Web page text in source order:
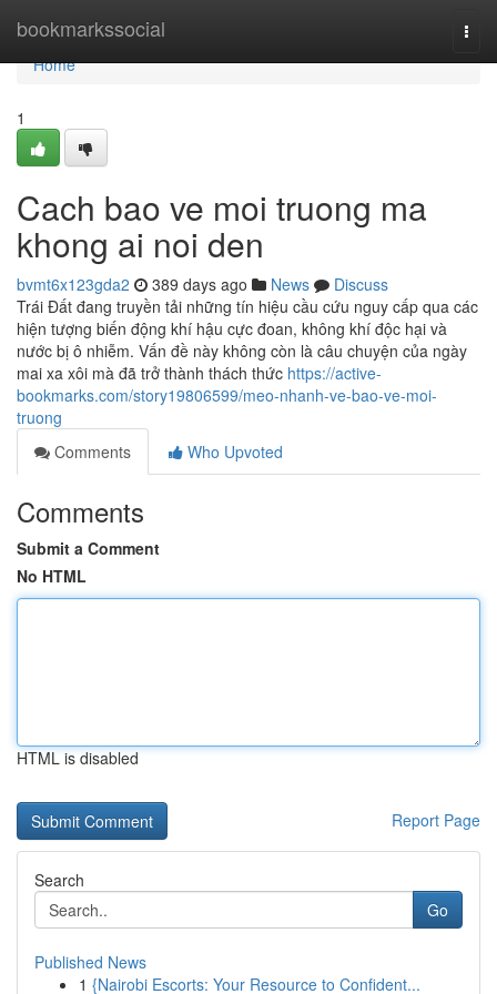
bookmarkssocial
Home
Home
1
Cach bao ve moi truong ma
khong ai noi den
bvmt6x123gda2 389 days ago News
Discuss
Trái Đất đang truyền tải những tín hiệu cầu cứu nguy cấp qua các
hiện tượng biến động khí hậu cực đoan, không khí độc hại và
nước bị ô nhiễm. Vấn đề này không còn là câu chuyện của ngày
mai xa xôi mà đã trở thành thách thức https://active-
bookmarks.com/story19806599/meo-nhanh-ve-bao-ve-moi-
truong
Comments
Who Upvoted
Comments
Submit a Comment
No HTML
HTML is disabled
Report Page
Search
Go
Published News
1 {Nairobi Escorts: Your Resource to Confident...